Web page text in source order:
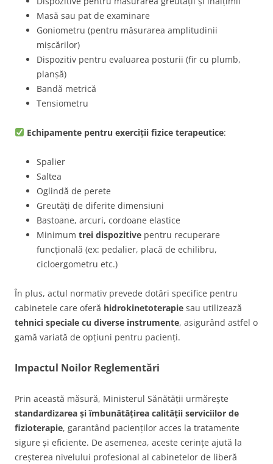
Masă sau pat de examinare
Goniometru (pentru măsurarea amplitudinii
mișcărilor)
Dispozitiv pentru evaluarea posturii (fir cu plumb,
planșă)
Bandă metrică
Tensiometru
Echipamente pentru exerciții fizice terapeutice:
Spalier
Saltea
Oglindă de perete
Greutăți de diferite dimensiuni
Bastoane, arcuri, cordoane elastice
Minimum trei dispozitive pentru recuperare
funcțională (ex: pedalier, placă de echilibru,
cicloergometru etc.)
În plus, actul normativ prevede dotări specifice pentru
cabinetele care oferă hidrokinetoterapie sau utilizează
tehnici speciale cu diverse instrumente, asigurând astfel o
gamă variată de opțiuni pentru pacienți.
Impactul Noilor Reglementări
Prin această măsură, Ministerul Sănătății urmărește
standardizarea și îmbunătățirea calității serviciilor de
fizioterapie, garantând pacienților acces la tratamente
sigure și eficiente. De asemenea, aceste cerințe ajută la
creșterea nivelului profesional al cabinetelor de liberă